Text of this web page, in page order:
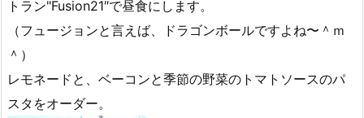
トラン"Fusion21″で昼食にします。
（フュージョンと言えば、ドラゴンボールですよね〜＾ｍ
＾）
レモネードと、ベーコンと季節の野菜のトマトソースのパ
スタをオーダー。